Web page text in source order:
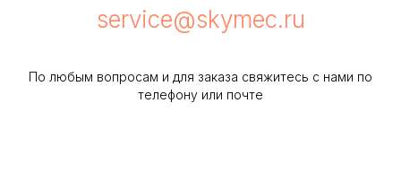
service@skymec.ru
По любым вопросам и для заказа свяжитесь с нами по
телефону или почте